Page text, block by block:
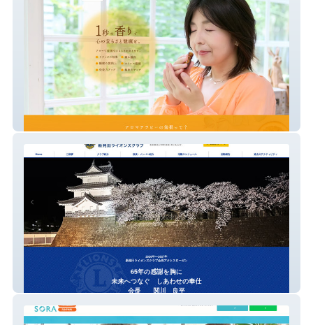
新発田ライオンズクラブ